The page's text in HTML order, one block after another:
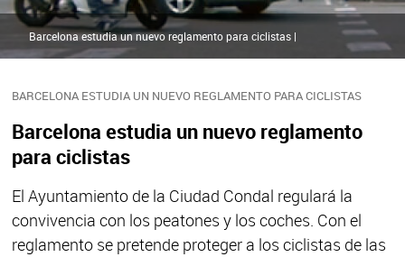
BARCELONA ESTUDIA UN NUEVO REGLAMENTO PARA CICLISTAS
Barcelona estudia un nuevo reglamento
para ciclistas
El Ayuntamiento de la Ciudad Condal regulará la
convivencia con los peatones y los coches. Con el
reglamento se pretende proteger a los ciclistas de las
Barcelona estudia un nuevo reglamento para ciclistas |